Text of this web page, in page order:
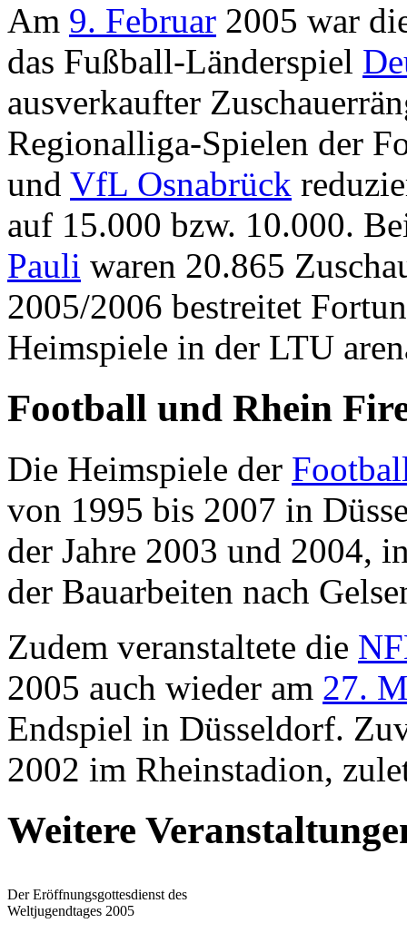
Am 9. Februar 2005 war
das Fußball-Länderspiel
ausverkaufter
Regionalliga-Spielen der
und VfL Osnabrück
auf 15.000 bzw. 10.000.
Pauli waren 20.865
2005/2006 bestreitet
Heimspiele in der LTU
Football und Rhein
Die Heimspiele der
von 1995 bis 2007 in
der Jahre 2003 und 2004,
der Bauarbeiten nach
Zudem veranstaltete die
2005 auch wieder am 27.
Endspiel in Düsseldorf.
2002 im Rheinstadion,
Weitere
Der Eröffnungsgottesdienst des
Weltjugendtages 2005